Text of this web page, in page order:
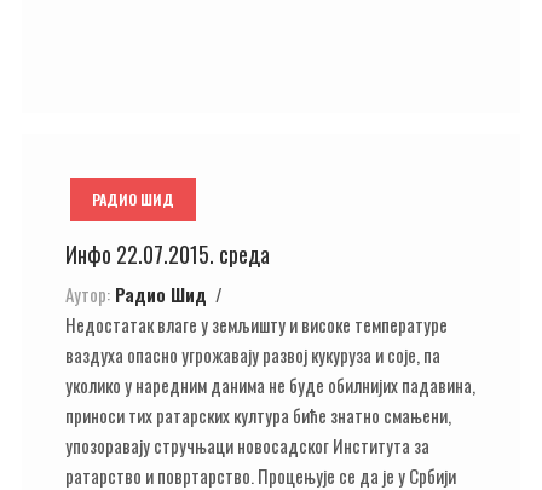
РАДИО ШИД
Инфо 22.07.2015. среда
Аутор: Радио Шид
Недостатак влаге у земљишту и високе температуре
ваздуха опасно угрожавају развој кукуруза и соје, па
уколико у наредним данима не буде обилнијих падавина,
приноси тих ратарских култура биће знатно смањени,
упозоравају стручњаци новосадског Института за
ратарство и повртарство. Процењује се да је у Србији